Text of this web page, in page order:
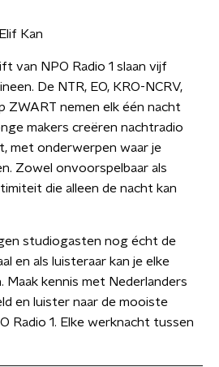
Elif Kan
van NPO Radio 1 slaan vijf
De NTR, EO, KRO-NCRV,
ZWART nemen elk één nacht
makers creëren nachtradio
met onderwerpen waar je
Zowel onvoorspelbaar als
die alleen de nacht kan
studiogasten nog écht de
en als luisteraar kan je elke
Maak kennis met Nederlanders
en luister naar de mooiste
Radio 1. Elke werknacht tussen